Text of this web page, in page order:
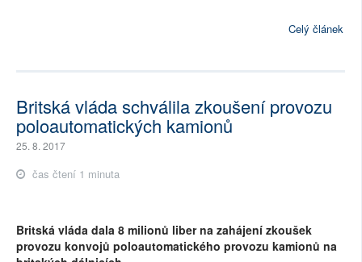
Celý článek
Britská vláda schválila zkoušení provozu
poloautomatických kamionů
25. 8. 2017
čas čtení 1 minuta
Britská vláda dala 8 milionů liber na zahájení zkoušek
provozu konvojů poloautomatického provozu kamionů na